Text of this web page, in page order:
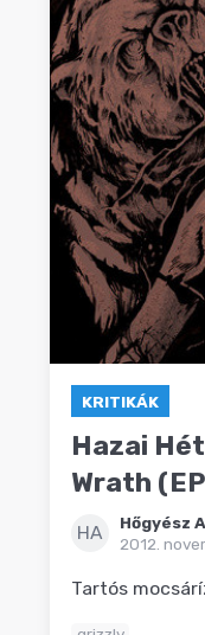
KRITIKÁK
Hazai
Wrath
HA
Hőgyész
2012.
Tartós